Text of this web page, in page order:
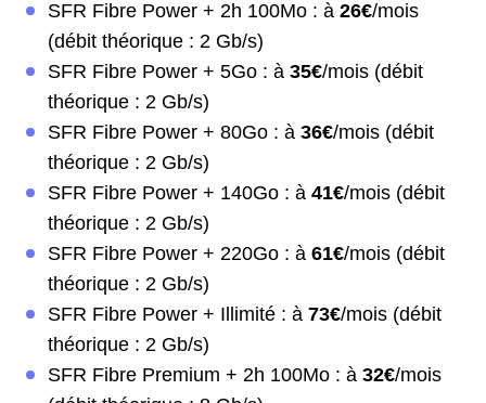
SFR Fibre Power + 2h 100Mo : à 26€/mois
(débit théorique : 2 Gb/s)
SFR Fibre Power + 5Go : à 35€/mois (débit
théorique : 2 Gb/s)
SFR Fibre Power + 80Go : à 36€/mois (débit
théorique : 2 Gb/s)
SFR Fibre Power + 140Go : à 41€/mois (débit
théorique : 2 Gb/s)
SFR Fibre Power + 220Go : à 61€/mois (débit
théorique : 2 Gb/s)
SFR Fibre Power + Illimité : à 73€/mois (débit
théorique : 2 Gb/s)
SFR Fibre Premium + 2h 100Mo : à 32€/mois